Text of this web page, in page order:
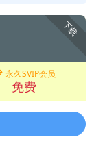
下载
永久SVIP会员
免费